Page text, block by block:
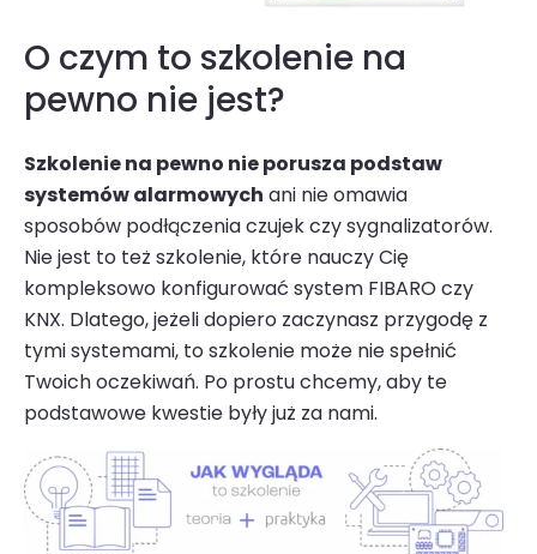
O czym to szkolenie na
pewno nie jest?
Szkolenie na pewno nie porusza podstaw
systemów alarmowych ani nie omawia
sposobów podłączenia czujek czy sygnalizatorów.
Nie jest to też szkolenie, które nauczy Cię
kompleksowo konfigurować system FIBARO czy
KNX. Dlatego, jeżeli dopiero zaczynasz przygodę z
tymi systemami, to szkolenie może nie spełnić
Twoich oczekiwań. Po prostu chcemy, aby te
podstawowe kwestie były już za nami.